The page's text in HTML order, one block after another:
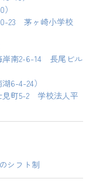
23 茅ヶ崎小学校
岸南2-6-14 長尾ビル
6-4-24）
見町5-2 学校法人平
シフト制